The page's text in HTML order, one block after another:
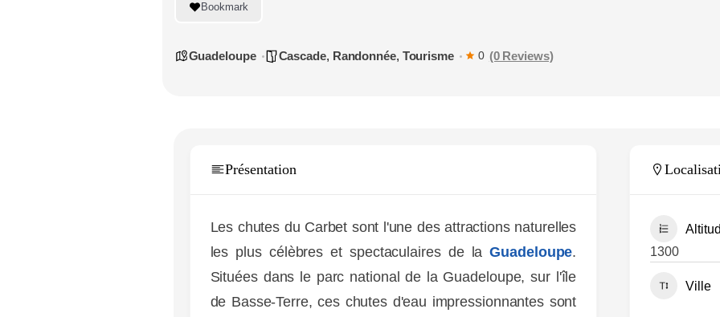
Bookmark
Guadeloupe Cascade, Randonnée, Tourisme 0 (0 Reviews)
Présentation
Les chutes du Carbet sont l'une des attractions naturelles
les plus célèbres et spectaculaires de laGuadeloupe.
Situées dans le parc national de la Guadeloupe, sur l'île
de Basse-Terre, ces chutes d'eau impressionnantes sont
1300
Ville